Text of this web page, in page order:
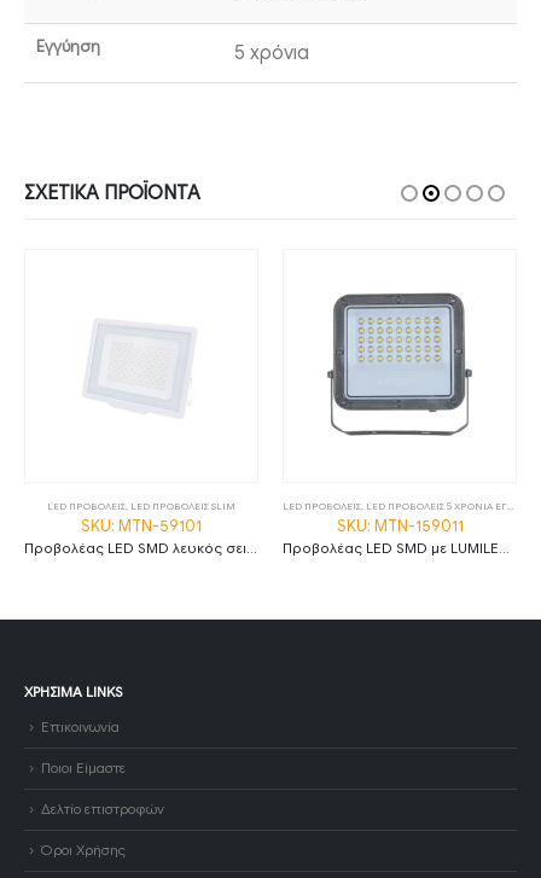
Εγγύηση 5 χρόνια
ΣΧΕΤΙΚΆ ΠΡΟΪΌΝΤΑ
LED ΠΡΟΒΟΛΕΙΣ LED ΠΡΟΒΟΛΕΙΣ SLIM
SKU: MTN-59101
LED ΠΡΟΒΟΛΕΙΣ LED ΠΡΟΒΟΛΕΙΣ 5 ΧΡΟΝΙΑ ΕΓΓΥΗΣΗ
SKU: MTN-159011
ΧΡΉΣΙΜΑ LINKS
Επικοινωνία
Ποιοι Είμαστε
Δελτίο επιστροφών
Όροι Χρήσης